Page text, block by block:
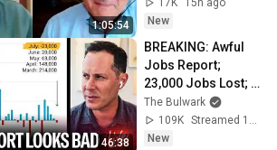
1:05:54
17K
15h ago
New
46:38
BREAKING: Awful
Jobs Report;
23,000 Jobs Lost;
May & June
Numbers Revised
Down | Receipts
The Bulwark
109K
New